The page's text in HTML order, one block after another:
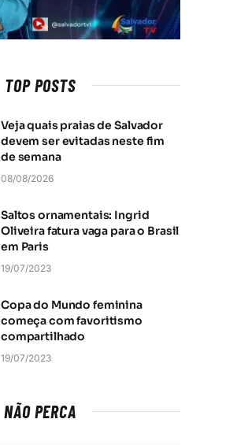
TOP POSTS
Veja quais praias de Salvador
devem ser evitadas neste fim
de semana
08/08/2026
Saltos ornamentais: Ingrid
Oliveira fatura vaga para o Brasil
em Paris
19/07/2023
Copa do Mundo feminina
começa com favoritismo
compartilhado
19/07/2023
NÃO PERCA